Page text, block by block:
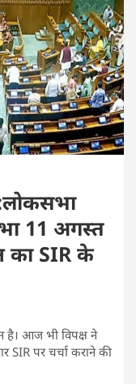
11 अगस्त
का SIR के
है। आज भी विपक्ष ने
SIR पर चर्चा कराने की